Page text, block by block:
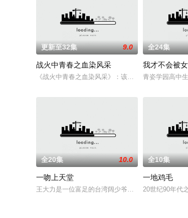
更新至32集 9.0
战火中青春之血染风采
《战火中青春之血染风采》：该剧讲述了八个女孩
全24集
我才不会被
青姿学园高中
全20集 10.0
一吻上天堂
王大力是一位富足的台湾阔少爷，一次偶然事故，
全10集
一地鸡毛
20世纪90年代